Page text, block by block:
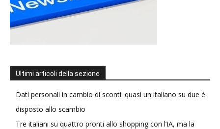
Ultimi articoli della sezione
Dati personali in cambio di sconti: quasi un italiano su due è
disposto allo scambio
Tre italiani su quattro pronti allo shopping con l’IA, ma la